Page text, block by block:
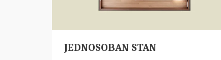
JEDNOSOBAN STAN